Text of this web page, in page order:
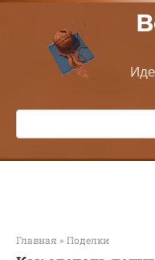
Перейти
контенту
Поиск:
Главная » Поделки